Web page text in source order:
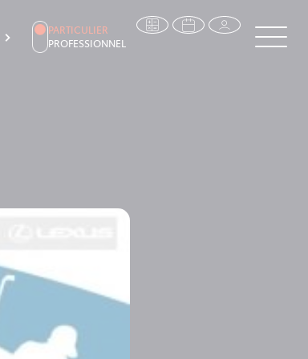
PARTICULIER
PROFESSIONNEL